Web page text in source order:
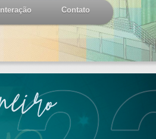
Interação Contato